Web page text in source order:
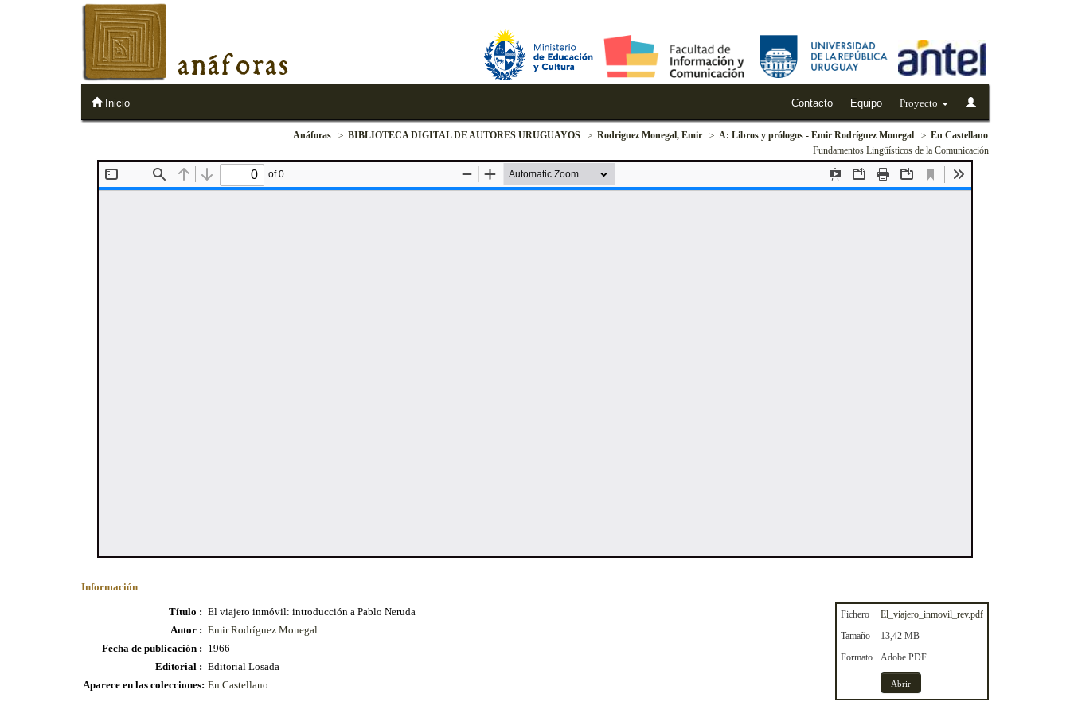
anáforas
Inicio Contacto Equipo Proyecto
Anáforas BIBLIOTECA DIGITAL DE AUTORES URUGUAYOS Rodriguez Monegal, Emir A: Libros y prólogos - Emir Rodríguez Monegal
En Castellano
Fundamentos Lingüísticos de la Comunicación
Información
Título : El viajero inmóvil: introducción a Pablo Neruda
Autor : Emir Rodríguez Monegal
Fecha de publicación : 1966
Editorial : Editorial Losada
Aparece en las colecciones: En Castellano
Fichero
El_viajero_inmovil_rev.pdf
Tamaño
13,42 MB
Formato
Adobe PDF
Abrir